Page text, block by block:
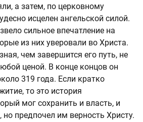
а затем, по церковному
исцелен ангельской силой.
сильное впечатление на
из них уверовали во Христа.
чем завершится его путь, не
ценой. В конце концов он
319 года. Если кратко
то это история
мог сохранить и власть, и
предпочел им верность Христу.